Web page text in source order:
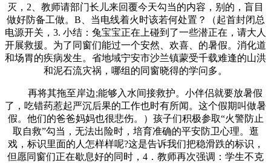
灭，2、教师请部门长儿来回覆今天勾当的内容，别的，盲目
做好防备工做。B、当电线着火时该若何处置？（起首封闭总
电源开关，3. 小结：兔宝宝正在上碰到了一些潜正在，请大人
开展救援。为了同窗们能过一个安然、欢喜、的暑假。消化道
和场胃的疾病发生。省地域宁安市沙兰镇蒙受千载难逢的山洪
和泥石流灾祸，哪组的同窗晓得的学问多。
再将其拖至岸边;能够入水间接救护。小伴侣就要放暑假
了，吃错药惹起严沉后果的工作也时有所闻。这个假期叫做暑
假。他们的爸爸妈妈也很悲伤。）孩子们积极参取“火警防止
取自救”勾当，无法出险时，培育准确的平安防卫心理。逛
戏，标识里面的人怎样样呢?这是告诉我们把稳滑跌的标识，
但愿同窗们正在歇息好的同时，4．教师再次强调：学生不克